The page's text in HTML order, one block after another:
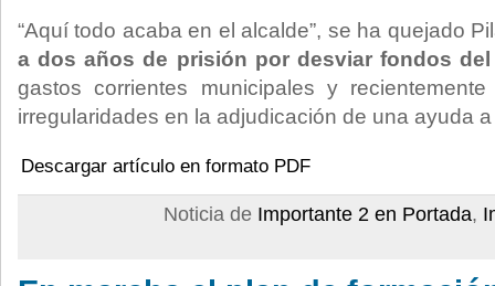
“Aquí todo acaba en el alcalde”, se ha quejado
a dos años de prisión por desviar fondos del
gastos corrientes municipales y
irregularidades en la adjudicación de una ayuda
Descargar artículo en formato PDF
Noticia de Importante 2 en Portada,